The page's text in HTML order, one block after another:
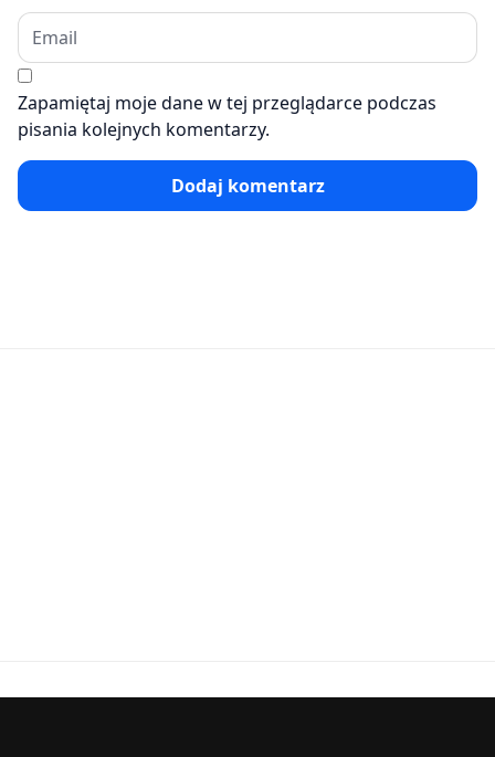
Zapamiętaj moje dane w tej przeglądarce podczas
pisania kolejnych komentarzy.
Dodaj komentarz